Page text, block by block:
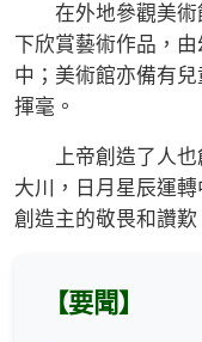
在外地參觀美術
下欣賞藝術作品，
中；美術館亦備有
揮毫。
上帝創造了人也
大川，日月星辰運
創造主的敬畏和讚歎
【要聞】